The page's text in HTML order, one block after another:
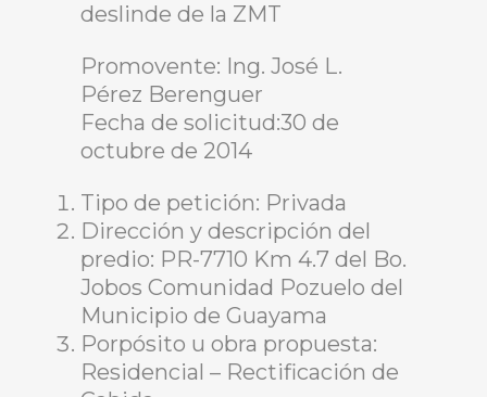
deslinde de la ZMT
Promovente: Ing. José L.
Pérez Berenguer
Fecha de solicitud:30 de
octubre de 2014
Tipo de petición: Privada
Dirección y descripción del
predio: PR-7710 Km 4.7 del Bo.
Jobos Comunidad Pozuelo del
Municipio de Guayama
Porpósito u obra propuesta:
Residencial – Rectificación de